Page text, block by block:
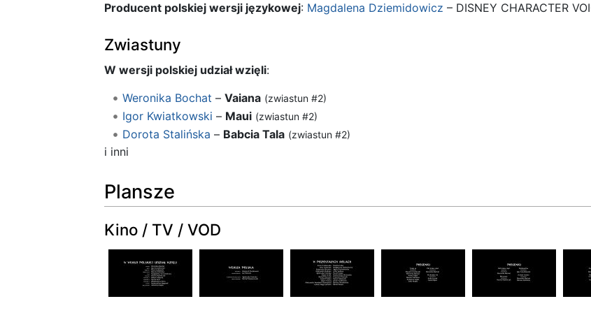
Producent polskiej wersji językowej: Magdalena Dziemidowicz – DISNEY CHARACTER
Zwiastuny
W wersji polskiej udział wzięli:
Weronika Bochat – Vaiana (zwiastun #2)
Igor Kwiatkowski – Maui (zwiastun #2)
Dorota Stalińska – Babcia Tala (zwiastun #2)
i inni
Plansze
Kino / TV / VOD